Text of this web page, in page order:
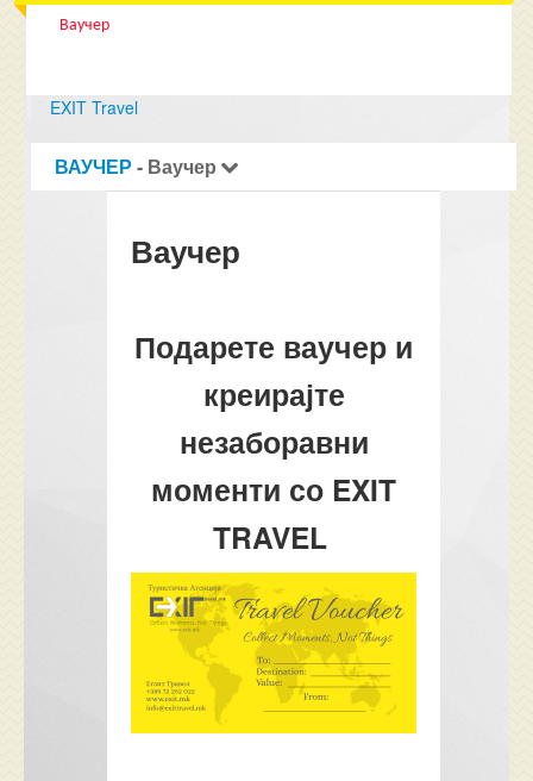
Ваучер
EXIT Travel
ВАУЧЕР - Ваучер
Ваучер
Подарете ваучер и
креирајте
незаборавни
моменти со EXIT
TRAVEL